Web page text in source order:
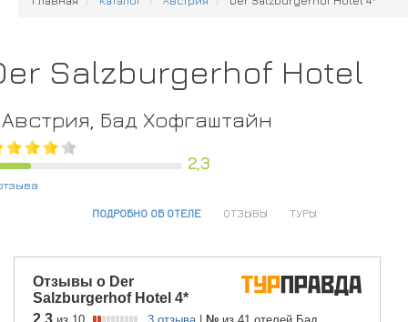
Salzburgerhof Hotel
Австрия, Бад Хофгаштайн
2,3
ПОДРОБНО ОБ ОТЕЛЕ
ОТЗЫВЫ ТУРЫ